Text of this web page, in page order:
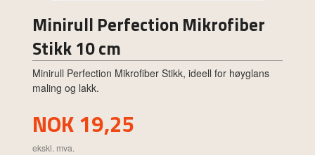
Minirull Perfection Mikrofiber
Stikk 10 cm
Minirull Perfection Mikrofiber Stikk, ideell for høyglans
maling og lakk.
Pris
NOK19,25
ekskl. mva.